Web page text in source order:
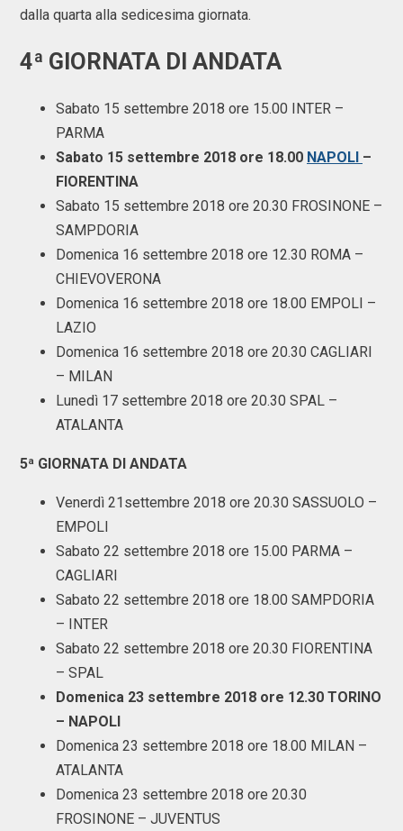
dalla quarta alla sedicesima giornata.
4ª GIORNATA DI ANDATA
Sabato 15 settembre 2018 ore 15.00 INTER –
PARMA
Sabato 15 settembre 2018 ore 18.00 NAPOLI –
FIORENTINA
Sabato 15 settembre 2018 ore 20.30 FROSINONE –
SAMPDORIA
Domenica 16 settembre 2018 ore 12.30 ROMA –
CHIEVOVERONA
Domenica 16 settembre 2018 ore 18.00 EMPOLI –
LAZIO
Domenica 16 settembre 2018 ore 20.30 CAGLIARI
– MILAN
Lunedì 17 settembre 2018 ore 20.30 SPAL –
ATALANTA
5ª GIORNATA DI ANDATA
Venerdì 21settembre 2018 ore 20.30 SASSUOLO –
EMPOLI
Sabato 22 settembre 2018 ore 15.00 PARMA –
CAGLIARI
Sabato 22 settembre 2018 ore 18.00 SAMPDORIA
– INTER
Sabato 22 settembre 2018 ore 20.30 FIORENTINA
– SPAL
Domenica 23 settembre 2018 ore 12.30 TORINO
– NAPOLI
Domenica 23 settembre 2018 ore 18.00 MILAN –
ATALANTA
Domenica 23 settembre 2018 ore 20.30
FROSINONE – JUVENTUS